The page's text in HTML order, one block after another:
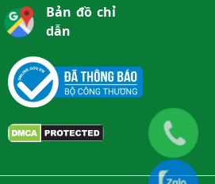
Bản đồ chỉ
dẫn